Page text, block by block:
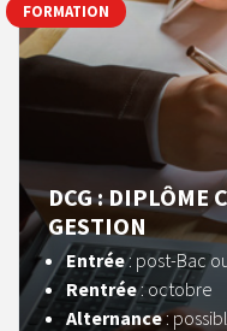
DCG : DIPLÔME
GESTION
Entrée:post-Bac
Rentrée: octobre
Alternance:
FORMATION